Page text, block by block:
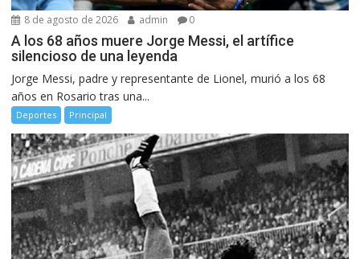
8 de agosto de 2026 admin 0
A los 68 años muere Jorge Messi, el artífice
silencioso de una leyenda
Jorge Messi, padre y representante de Lionel, murió a los 68
años en Rosario tras una...
Deportes Principal